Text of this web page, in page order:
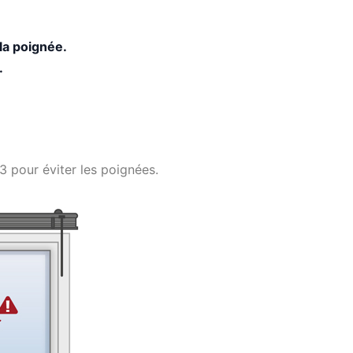
poignée.
pour éviter les poignées.